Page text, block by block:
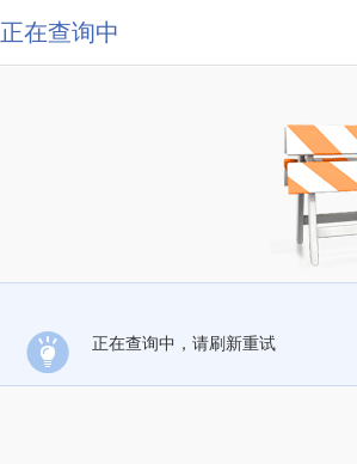
正在查询中
正在查询中，请刷新重试